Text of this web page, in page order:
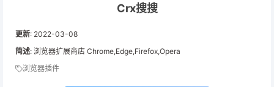
Crx搜搜
更新: 2022-03-08
简述: 浏览器扩展商店 Chrome,Edge,Firefox,Opera
浏览器插件